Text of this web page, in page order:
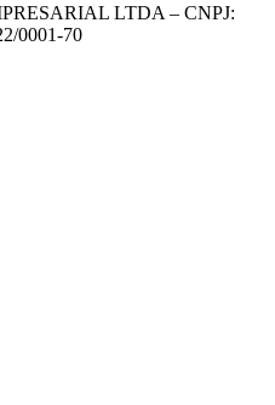
LTDA – CNPJ:
0001-70